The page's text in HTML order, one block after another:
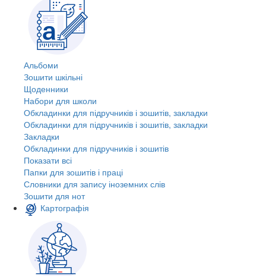
Альбоми
Зошити шкільні
Щоденники
Набори для школи
Обкладинки для підручників і зошитів, закладки
Обкладинки для підручників і зошитів, закладки
Закладки
Обкладинки для підручників і зошитів
Показати всі
Папки для зошитів і праці
Словники для запису іноземних слів
Зошити для нот
Картографія